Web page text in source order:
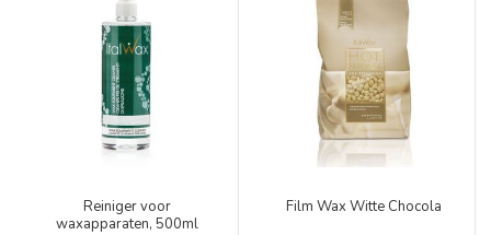
Reiniger voor
waxapparaten, 500ml
Film Wax Witte Chocola